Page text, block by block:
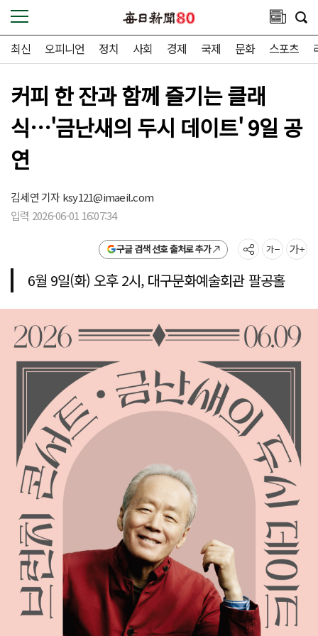
최신 오피니언 정치 사회 경제 국제 문화 스포츠
커피 한 잔과 함께 즐기는 클래
식…'금난새의 두시 데이트' 9일 공
연
김세연 기자ksy121@imaeil.com
입력 2026-06-01 16:07:34
구글 검색 선호 출처로 추가
6월 9일(화) 오후 2시, 대구문화예술회관 팔공홀